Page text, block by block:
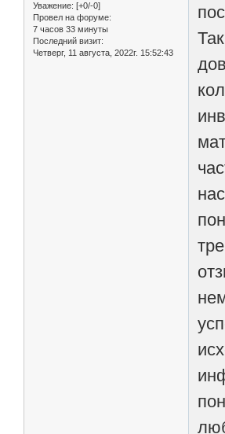
Уважение: [+0/-0]
Провел на форуме:
7 часов 33 минуты
Последний визит:
Четверг, 11 августа, 2022г. 15:52:43